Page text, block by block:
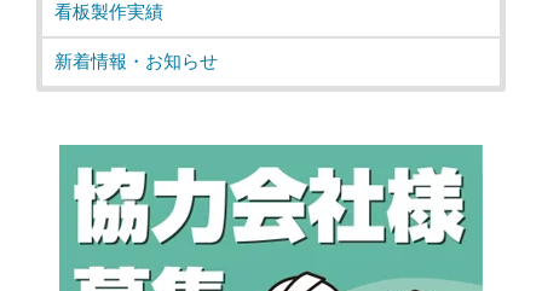
看板製作実績
新着情報・お知らせ